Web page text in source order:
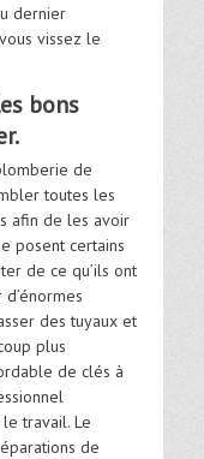
dernier
vissez le
bons
de
toutes les
afin de les avoir
posent certains
de ce qu’ils ont
des tuyaux et
plus
de clés à
travail. Le
de